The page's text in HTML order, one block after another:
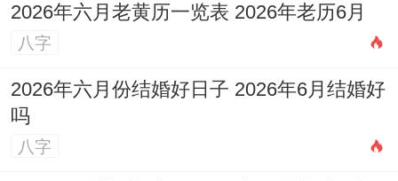
拓展行业人脉
参加行业沙龙或线上论坛可能结识关键人
脉，但需避免急功近利。
家庭资源利用
2026年六月老黄历一览表 2026年老历6月
八字
2026年六月份结婚好日子 2026年6月结婚好
吗
八字